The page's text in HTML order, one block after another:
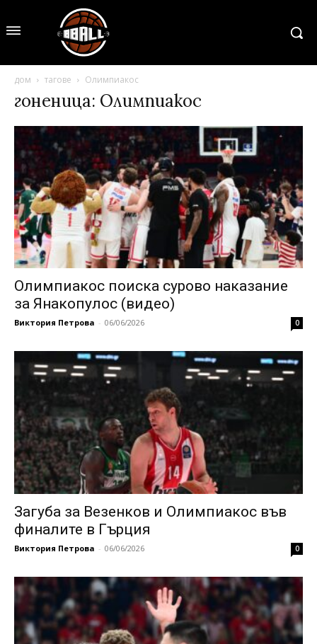
дом тагове Олимпиакос
гоненица: Олимпиакос
Олимпиакос поиска сурово наказание
за Янакопулос (видео)
Виктория Петрова - 06/06/2026 0
Загуба за Везенков и Олимпиакос във
финалите в Гърция
Виктория Петрова - 06/06/2026 0